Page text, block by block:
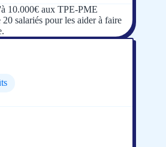
10.000€ aux TPE-PME
salariés pour les aider à faire